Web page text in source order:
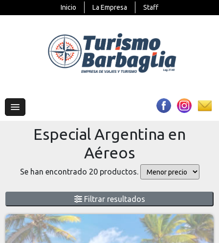
Inicio La Empresa Staff
Especial Argentina en
Aéreos
Se han encontrado 20 productos.
Filtrar resultados